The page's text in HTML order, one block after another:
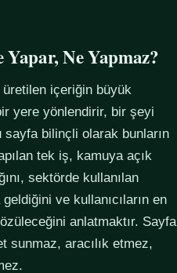
Ne Yapmaz?
içeriğin büyük
yere yönlendirir, bir şeyi
bilinçli olarak bunların
tek iş, kamuya açık
sektörde kullanılan
ve kullanıcıların en
anlatmaktır. Sayfa
sunmaz, aracılık etmez,